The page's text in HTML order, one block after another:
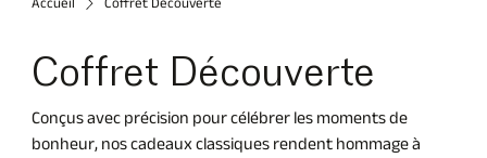
Coffret Découverte
Conçus avec précision pour célébrer les moments de
bonheur, nos cadeaux classiques rendent hommage à